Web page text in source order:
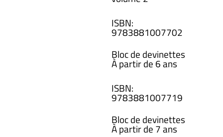
ISBN:
9783881007702
Bloc de devinettes
À partir de 6 ans
ISBN:
9783881007719
Bloc de devinettes
À partir de 7 ans